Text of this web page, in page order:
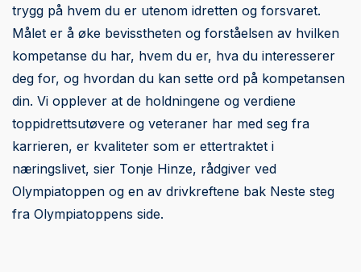
trygg på hvem du er utenom idretten og forsvaret.
Målet er å øke bevisstheten og forståelsen av hvilken
kompetanse du har, hvem du er, hva du interesserer
deg for, og hvordan du kan sette ord på kompetansen
din. Vi opplever at de holdningene og verdiene
toppidrettsutøvere og veteraner har med seg fra
karrieren, er kvaliteter som er ettertraktet i
næringslivet, sier Tonje Hinze, rådgiver ved
Olympiatoppen og en av drivkreftene bak Neste steg
fra Olympiatoppens side.